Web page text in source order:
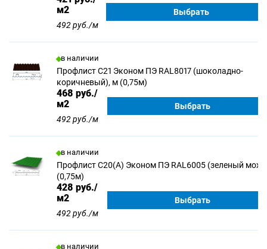
м2
492 руб./м
Выбрать
в наличии
Профлист С21 Эконом ПЭ RAL8017 (шоколадно-
коричневый), м (0,75м)
468 руб./
м2
492 руб./м
Выбрать
в наличии
Профлист С20(А) Эконом ПЭ RAL6005 (зеленый
(0,75м)
428 руб./
м2
492 руб./м
Выбрать
в наличии